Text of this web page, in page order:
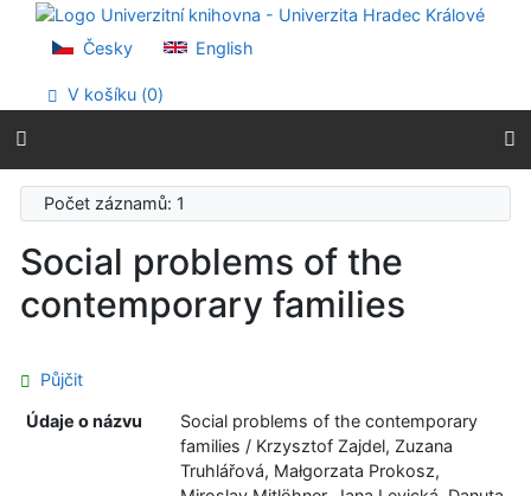
Přejít na obsah
Přejít na menu
Prohlášení o webové přístupnosti
Česky English
V košíku (0)
Počet záznamů: 1
Social problems of the
contemporary families
Půjčit
Údaje o názvu
Social problems of the contemporary
families / Krzysztof Zajdel, Zuzana
Truhlářová, Małgorzata Prokosz,